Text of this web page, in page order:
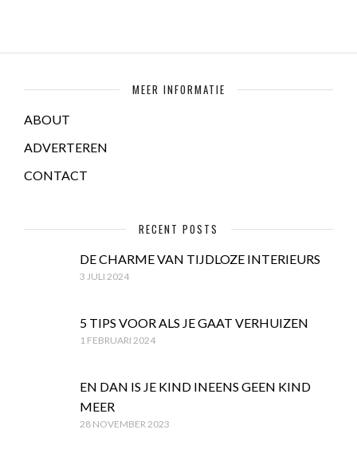
MEER INFORMATIE
ABOUT
ADVERTEREN
CONTACT
RECENT POSTS
DE CHARME VAN TIJDLOZE INTERIEURS
3 JULI 2024
5 TIPS VOOR ALS JE GAAT VERHUIZEN
1 FEBRUARI 2024
EN DAN IS JE KIND INEENS GEEN KIND
MEER
28 NOVEMBER 2023